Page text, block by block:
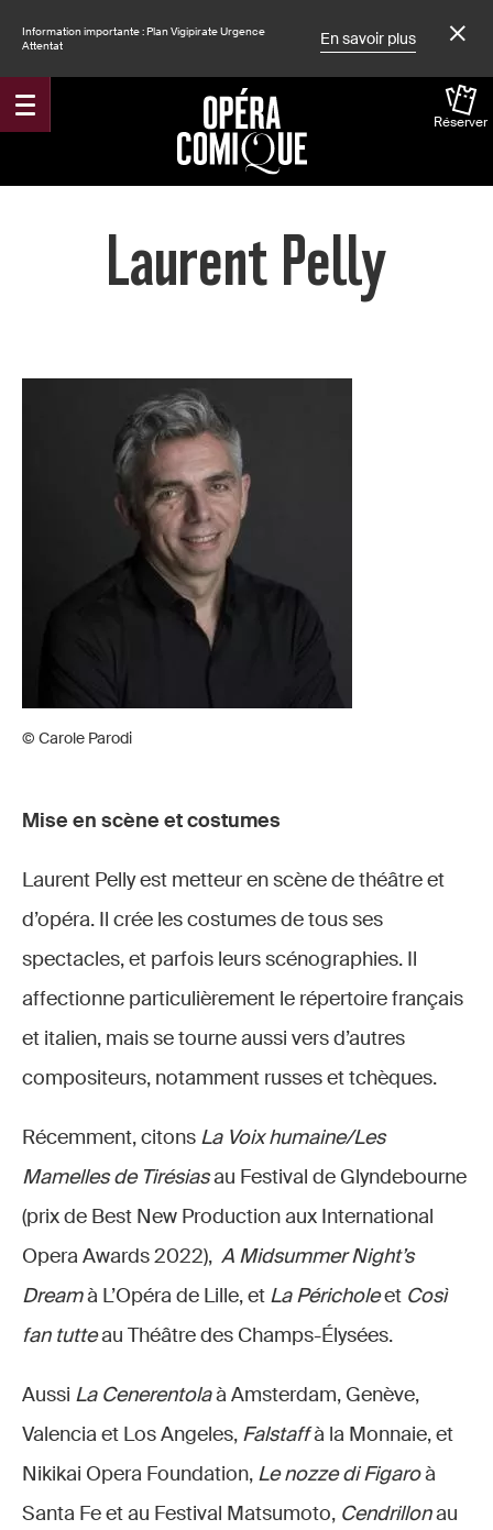
Information importante : Plan Vigipirate Urgence
Attentat
En savoir plus
Réserver
Accueil
Laurent Pelly
© Carole Parodi
Mise en scène et costumes
Laurent Pelly est metteur en scène de théâtre et
d’opéra. Il crée les costumes de tous ses
spectacles, et parfois leurs scénographies. Il
affectionne particulièrement le répertoire français
et italien, mais se tourne aussi vers d’autres
compositeurs, notamment russes et tchèques.
Récemment, citons La Voix humaine/Les
Mamelles de Tirésiasau Festival de Glyndebourne
(prix de Best New Production aux International
Opera Awards 2022), A Midsummer Night’s
Dreamà L’Opéra de Lille, et La Péricholeet Così
fan tutteau Théâtre des Champs-Élysées.
Aussi La Cenerentolaà Amsterdam, Genève,
Valencia et Los Angeles, Falstaffà la Monnaie, et
Nikikai Opera Foundation, Le nozze di Figaroà
Santa Fe et au Festival Matsumoto, Cendrillonau